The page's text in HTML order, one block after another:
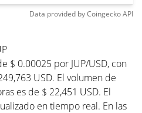
Data provided byCoingeckoAPI
$ 0.00025 por JUP/USD, con
USD. El volumen de
es de $ 22,451 USD. El
en tiempo real. En las